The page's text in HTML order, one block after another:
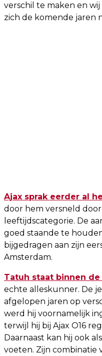
verschil te maken en
zich de komende jaren
Ajax sprak eerder al
door hem versneld
leeftijdscategorie. De
goed staande te
bijgedragen aan zijn
Amsterdam.
Tatuh staat binnen
echte alleskunner. De
afgelopen jaren op
werd hij voornamelijk
terwijl hij bij Ajax O16
Daarnaast kan hij ook
voeten. Zijn combinatie